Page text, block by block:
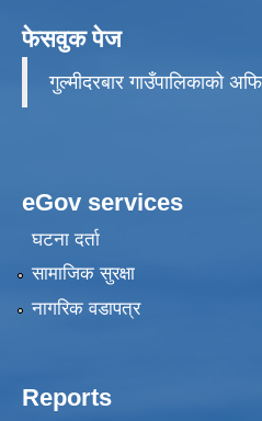
फेसवुक पेज
गुल्मीदरबार गाउँपालिकाको
eGov services
घटना दर्ता
सामाजिक सुरक्षा
नागरिक वडापत्र
Reports